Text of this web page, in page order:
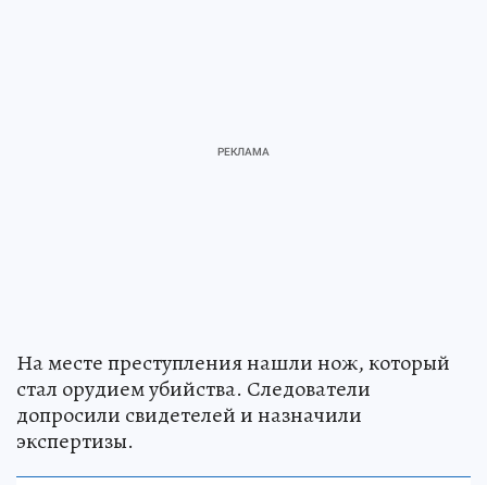
На месте преступления нашли нож, который
стал орудием убийства. Следователи
допросили свидетелей и назначили
экспертизы.